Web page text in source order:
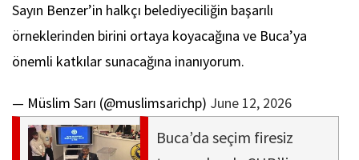
Sayın Benzer’in halkçı belediyeciliğin başarılı
örneklerinden birini ortaya koyacağına ve Buca’ya
önemli katkılar sunacağına inanıyorum.
— Müslim Sarı (@muslimsarichp) June 12, 2026
Buca’da seçim firesiz